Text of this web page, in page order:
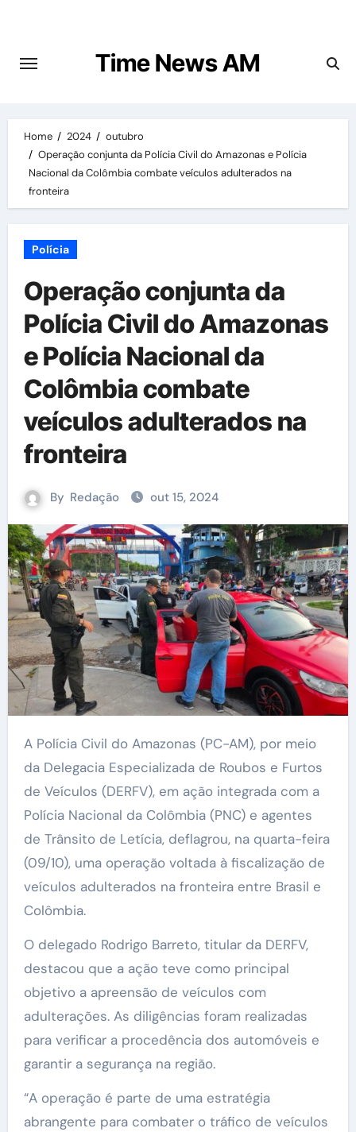
content
Time News AM
Home 2024
outubro
Operação conjunta da Polícia Civil do Amazonas e Polícia
Nacional da Colômbia combate veículos adulterados na
fronteira
Polícia
Operação conjunta da
Polícia Civil do Amazonas
e Polícia Nacional da
Colômbia combate
veículos adulterados na
fronteira
By Redação out 15, 2024
A Polícia Civil do Amazonas (PC-AM), por meio
da Delegacia Especializada de Roubos e Furtos
de Veículos (DERFV), em ação integrada com a
Polícia Nacional da Colômbia (PNC) e agentes
de Trânsito de Letícia, deflagrou, na quarta-feira
(09/10), uma operação voltada à fiscalização de
veículos adulterados na fronteira entre Brasil e
Colômbia.
O delegado Rodrigo Barreto, titular da DERFV,
destacou que a ação teve como principal
objetivo a apreensão de veículos com
adulterações. As diligências foram realizadas
para verificar a procedência dos automóveis e
garantir a segurança na região.
“A operação é parte de uma estratégia
abrangente para combater o tráfico de veículos